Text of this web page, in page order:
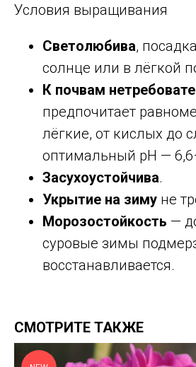
Условия выращивания
Светолюбива,
солнце или в лёгкой
К почвам
предпочитает
лёгкие, от кислых до
оптимальный рН —
Засухоустойчива.
Укрытие на зиму не
Морозостойкость —
суровые зимы
восстанавливается.
СМОТРИТЕ ТАКЖЕ